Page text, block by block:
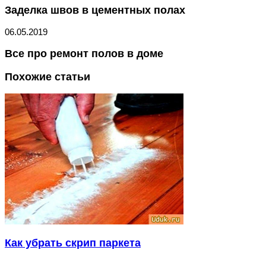
Заделка швов в цементных полах
06.05.2019
Все про ремонт полов в доме
Похожие статьи
Как убрать скрип паркета